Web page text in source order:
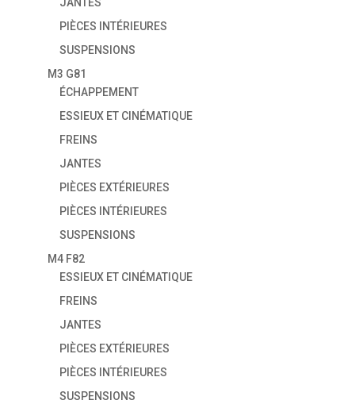
JANTES
PIÈCES INTÉRIEURES
SUSPENSIONS
M3 G81
ÉCHAPPEMENT
ESSIEUX ET CINÉMATIQUE
FREINS
JANTES
PIÈCES EXTÉRIEURES
PIÈCES INTÉRIEURES
SUSPENSIONS
M4 F82
ESSIEUX ET CINÉMATIQUE
FREINS
JANTES
PIÈCES EXTÉRIEURES
PIÈCES INTÉRIEURES
SUSPENSIONS